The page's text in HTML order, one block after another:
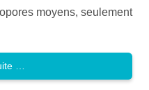
moyens, seulement
…